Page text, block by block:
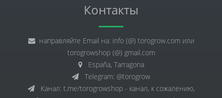
Контакты
направляйте Email на: info (@) torogrow.com или
torogrowshop (@) gmail.com
España, Tarragona
Telegram: @torogrow
Канал: t.me/torogrowshop - канал, к сожалению,